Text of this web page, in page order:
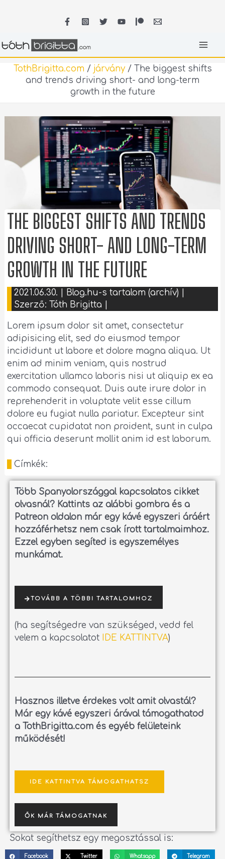
TothBrigitta.com / járvány/ The biggest shifts
and trends driving short- and long-term
growth in the future
THE BIGGEST SHIFTS AND TRENDS
DRIVING SHORT- AND LONG-TERM
GROWTH IN THE FUTURE
2021.06.30. Blog.hu-s tartalom (archív)
Szerző: Tóth Brigitta
Lorem ipsum dolor sit amet, consectetur
adipisicing elit, sed do eiusmod tempor
incididunt ut labore et dolore magna aliqua. Ut
enim ad minim veniam, quis nostrud
exercitation ullamco laboris nisi ut aliquip ex ea
commodo consequat. Duis aute irure dolor in
reprehenderit in voluptate velit esse cillum
dolore eu fugiat nulla pariatur. Excepteur sint
occaecat cupidatat non proident, sunt in culpa
qui officia deserunt mollit anim id est laborum.
Címkék:
Több Spanyolországgal kapcsolatos cikket
olvasnál? Kattints az alábbi gombra és a
Patreon oldalon már egy kávé egyszeri áráért
hozzáférhetsz nem csak írott tartalmaimhoz.
Ezzel egyben segíted is egyszemélyes
munkámat.
TOVÁBB A TÖBBI TARTALOMHOZ
(ha segítségedre van szükséged, vedd fel
velem a kapcsolatot IDE KATTINTVA)
Hasznos illetve érdekes volt amit olvastál?
Már egy kávé egyszeri árával támogathatod
a TothBrigitta.com és egyéb felületeink
működését!
IDE KATTINTVA TÁMOGATHATSZ
ŐK MÁR TÁMOGATNAK
Sokat segíthetsz egy megosztással is:
Facebook Twitter Whatsapp Telegram